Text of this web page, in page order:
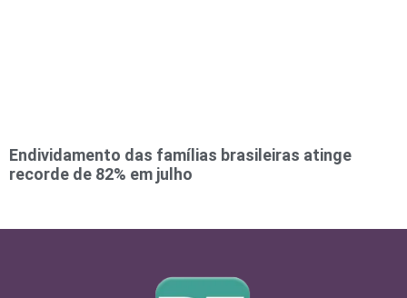
Endividamento das famílias brasileiras atinge
recorde de 82% em julho